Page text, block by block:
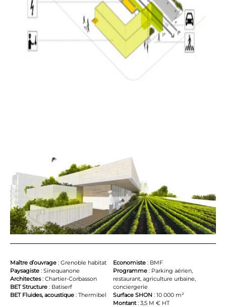
Maître d’ouvrage : Grenoble habitat
Paysagiste : Sinequanone
Architectes: Chartier-Corbasson
BET Structure : Batiserf
BET Fluides, acoustique : Thermibel
Economiste : BMF
Programme : Parking aérien,
restaurant, agriculture urbaine,
conciergerie
Surface SHON : 10 000 m²
Montant: 3,5 M € HT